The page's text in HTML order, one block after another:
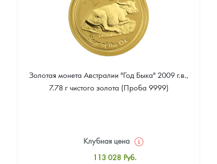
Золотая монета Австралии "Год Быка" 2009 г.в.,
7.78 г чистого золота (Проба 9999)
Клубная цена
113 028 Руб.